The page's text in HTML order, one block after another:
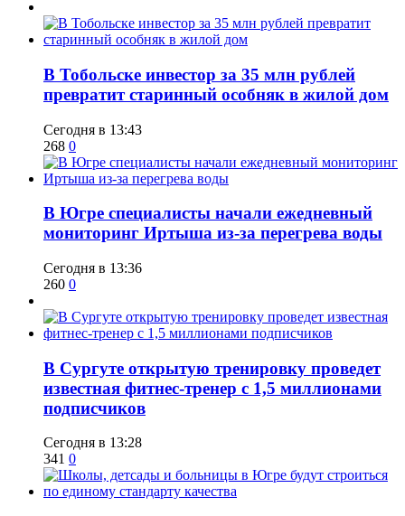
В Тобольске инвестор за 35 млн рублей
превратит старинный особняк в жилой дом
Сегодня в 13:43
268 0
В Югре специалисты начали ежедневный
мониторинг Иртыша из-за перегрева воды
Сегодня в 13:36
260 0
В Сургуте открытую тренировку проведет
известная фитнес-тренер с 1,5 миллионами
подписчиков
Сегодня в 13:28
341 0